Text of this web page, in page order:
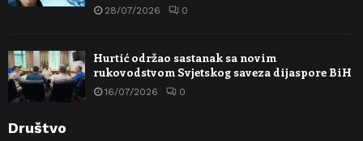
28/07/2026 0
Hurtić održao sastanak sa novim
rukovodstvom Svjetskog saveza dijaspore BiH
16/07/2026 0
Društvo